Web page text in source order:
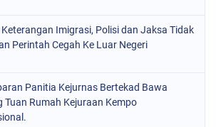
Imigrasi, Polisi dan Jaksa Tidak
Perintah Cegah Ke Luar Negeri
Panitia Kejurnas Bertekad Bawa
Tuan Rumah Kejuraan Kempo